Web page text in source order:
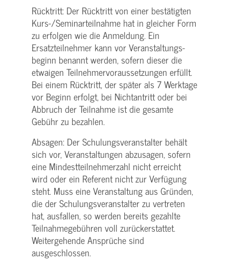
Rücktritt: Der Rücktritt von einer bestätigten
Kurs-/­Seminarteilnahme hat in gleicher Form
zu erfolgen wie die Anmeldung. Ein
Ersatzteilnehmer kann vor Veranstaltungs­
beginn benannt werden, sofern dieser die
etwaigen Teilnehmer­voraussetzungen erfüllt.
Bei einem Rücktritt, der später als 7 Werktage
vor Beginn erfolgt, bei Nichtantritt oder bei
Abbruch der Teilnahme ist die gesamte
Gebühr zu bezahlen.
Absagen: Der Schulungs­veranstalter behält
sich vor, Veranstaltungen abzusagen, sofern
eine Mindest­teilnehmerzahl nicht erreicht
wird oder ein Referent nicht zur Verfügung
steht. Muss eine Veranstaltung aus Gründen,
die der Schulungs­veranstalter zu vertreten
hat, ausfallen, so werden bereits gezahlte
Teilnahme­gebühren voll zurückerstattet.
Weitergehende Ansprüche sind
ausgeschlossen.